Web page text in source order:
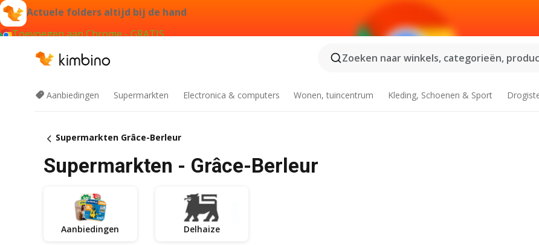
Actuele folders altijd bij de hand
Toevoegen aan Chrome - GRATIS
Zoeken naar winkels, categorieën,
Aanbiedingen Supermarkten Electronica & computers Wonen, tuincentrum Kleding, Schoenen & Sport
Supermarkten Grâce-Berleur
Supermarkten - Grâce-Berleur
Aanbiedingen Delhaize